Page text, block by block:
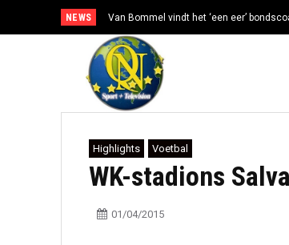
NEWS Van Bommel vindt het ‘een eer’
Highlights Voetbal
WK-stadions
01/04/2015